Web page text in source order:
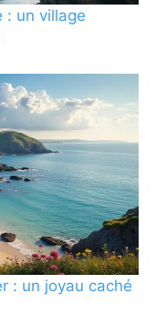
: un village
: un joyau caché